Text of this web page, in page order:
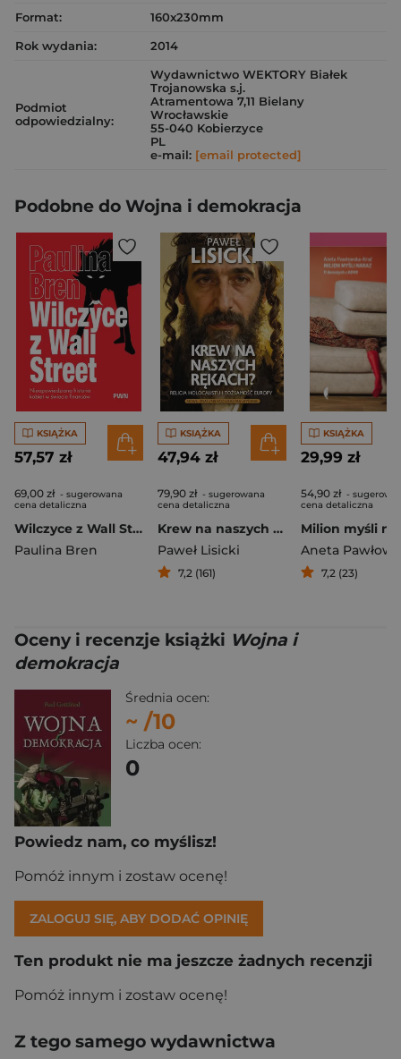
Format:
160x230mm
Rok wydania:
2014
Podmiot
odpowiedzialny:
Wydawnictwo WEKTORY Białek
Trojanowska s.j.
Atramentowa 7,11 Bielany
Wrocławskie
55-040 Kobierzyce
PL
e-mail: [email protected]
Podobne do Wojna i demokracja
KSIĄŻKA
57,57 zł
69,00 zł - sugerowana
cena detaliczna
Wilczyce z Wall Street. Nieopowiedziana historia kobiet w świecie finansów
Paulina Bren
KSIĄŻKA
47,94 zł
79,90 zł - sugerowana
cena detaliczna
Krew na naszych rękach? Religia Holocaustu i tożsamość Europy
Paweł Lisicki
7,2 (161)
KSIĄŻKA
29,99 zł
54,90 zł -
cena detaliczna
7,2 (23)
Oceny i recenzje książki Wojna i
demokracja
Średnia ocen:
~ /10
Liczba ocen:
0
Powiedz nam, co myślisz!
Pomóż innym i zostaw ocenę!
ZALOGUJ SIĘ, ABY DODAĆ OPINIĘ
Ten produkt nie ma jeszcze żadnych recenzji
Pomóż innym i zostaw ocenę!
Z tego samego wydawnictwa